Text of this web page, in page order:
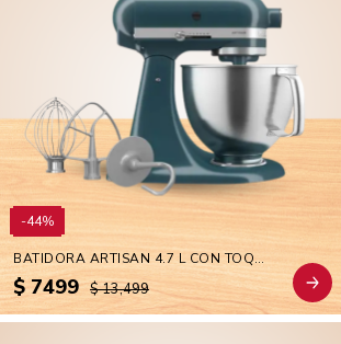
-44%
BATIDORA ARTISAN 4.7 L CON TOQUES DE ACABADO PREMIUM
$ 7499 $ 13,499